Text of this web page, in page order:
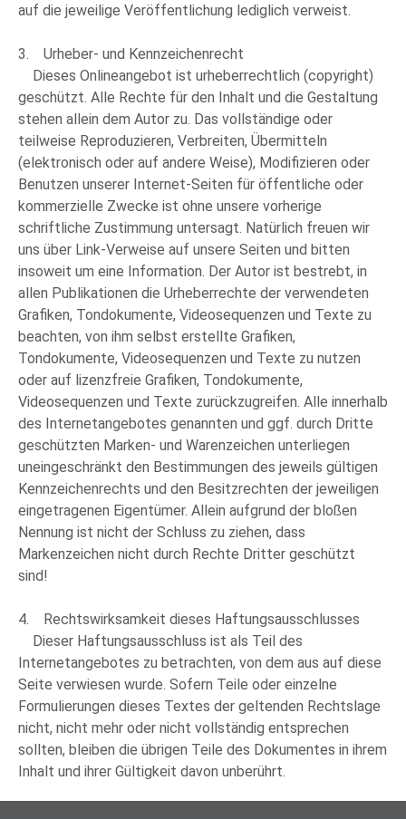
auf die jeweilige Veröffentlichung lediglich verweist.
3. Urheber- und Kennzeichenrecht
Dieses Onlineangebot ist urheberrechtlich (copyright)
geschützt. Alle Rechte für den Inhalt und die Gestaltung
stehen allein dem Autor zu. Das vollständige oder
teilweise Reproduzieren, Verbreiten, Übermitteln
(elektronisch oder auf andere Weise), Modifizieren oder
Benutzen unserer Internet-Seiten für öffentliche oder
kommerzielle Zwecke ist ohne unsere vorherige
schriftliche Zustimmung untersagt. Natürlich freuen wir
uns über Link-Verweise auf unsere Seiten und bitten
insoweit um eine Information. Der Autor ist bestrebt, in
allen Publikationen die Urheberrechte der verwendeten
Grafiken, Tondokumente, Videosequenzen und Texte zu
beachten, von ihm selbst erstellte Grafiken,
Tondokumente, Videosequenzen und Texte zu nutzen
oder auf lizenzfreie Grafiken, Tondokumente,
Videosequenzen und Texte zurückzugreifen. Alle innerhalb
des Internetangebotes genannten und ggf. durch Dritte
geschützten Marken- und Warenzeichen unterliegen
uneingeschränkt den Bestimmungen des jeweils gültigen
Kennzeichenrechts und den Besitzrechten der jeweiligen
eingetragenen Eigentümer. Allein aufgrund der bloßen
Nennung ist nicht der Schluss zu ziehen, dass
Markenzeichen nicht durch Rechte Dritter geschützt
sind!
4. Rechtswirksamkeit dieses Haftungsausschlusses
Dieser Haftungsausschluss ist als Teil des
Internetangebotes zu betrachten, von dem aus auf diese
Seite verwiesen wurde. Sofern Teile oder einzelne
Formulierungen dieses Textes der geltenden Rechtslage
nicht, nicht mehr oder nicht vollständig entsprechen
sollten, bleiben die übrigen Teile des Dokumentes in ihrem
Inhalt und ihrer Gültigkeit davon unberührt.